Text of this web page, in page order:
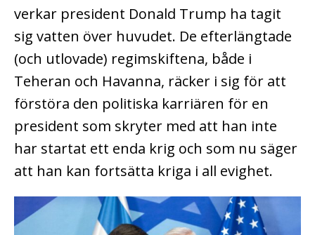
verkar president Donald Trump ha tagit
sig vatten över huvudet. De efterlängtade
(och utlovade) regimskiftena, både i
Teheran och Havanna, räcker i sig för att
förstöra den politiska karriären för en
president som skryter med att han inte
har startat ett enda krig och som nu säger
att han kan fortsätta kriga i all evighet.